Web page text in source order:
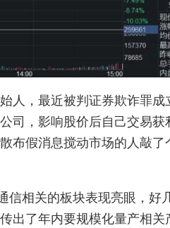
人，最近被判证券欺诈罪
司，影响股价后自己交易获
布假消息搅动市场的人敲了
相关的板块表现亮眼，好
出了年内要规模化量产相关